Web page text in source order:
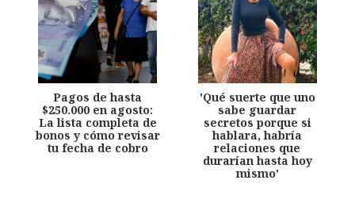
Pagos de hasta
$250.000 en agosto:
La lista completa de
bonos y cómo revisar
tu fecha de cobro
'Qué suerte que uno
sabe guardar
secretos porque si
hablara, habría
relaciones que
durarían hasta hoy
mismo'